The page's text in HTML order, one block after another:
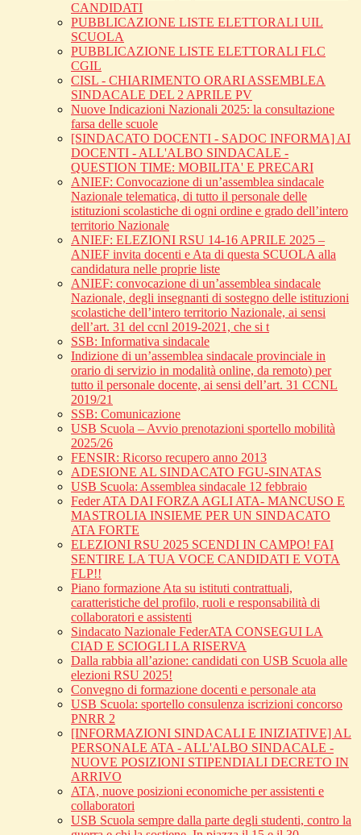
CANDIDATI
PUBBLICAZIONE LISTE ELETTORALI UIL
SCUOLA
PUBBLICAZIONE LISTE ELETTORALI FLC
CGIL
CISL - CHIARIMENTO ORARI ASSEMBLEA
SINDACALE DEL 2 APRILE PV
Nuove Indicazioni Nazionali 2025: la consultazione
farsa delle scuole
[SINDACATO DOCENTI - SADOC INFORMA] AI
DOCENTI - ALL'ALBO SINDACALE -
QUESTION TIME: MOBILITA' E PRECARI
ANIEF: Convocazione di un’assemblea sindacale
Nazionale telematica, di tutto il personale delle
istituzioni scolastiche di ogni ordine e grado dell’intero
territorio Nazionale
ANIEF: ELEZIONI RSU 14-16 APRILE 2025 –
ANIEF invita docenti e Ata di questa SCUOLA alla
candidatura nelle proprie liste
ANIEF: convocazione di un’assemblea sindacale
Nazionale, degli insegnanti di sostegno delle istituzioni
scolastiche dell’intero territorio Nazionale, ai sensi
dell’art. 31 del ccnl 2019-2021, che si t
SSB: Informativa sindacale
Indizione di un’assemblea sindacale provinciale in
orario di servizio in modalità online, da remoto) per
tutto il personale docente, ai sensi dell’art. 31 CCNL
2019/21
SSB: Comunicazione
USB Scuola – Avvio prenotazioni sportello mobilità
2025/26
FENSIR: Ricorso recupero anno 2013
ADESIONE AL SINDACATO FGU-SINATAS
USB Scuola: Assemblea sindacale 12 febbraio
Feder ATA DAI FORZA AGLI ATA- MANCUSO E
MASTROLIA INSIEME PER UN SINDACATO
ATA FORTE
ELEZIONI RSU 2025 SCENDI IN CAMPO! FAI
SENTIRE LA TUA VOCE CANDIDATI E VOTA
FLP!!
Piano formazione Ata su istituti contrattuali,
caratteristiche del profilo, ruoli e responsabilità di
collaboratori e assistenti
Sindacato Nazionale FederATA CONSEGUI LA
CIAD E SCIOGLI LA RISERVA
Dalla rabbia all’azione: candidati con USB Scuola alle
elezioni RSU 2025!
Convegno di formazione docenti e personale ata
USB Scuola: sportello consulenza iscrizioni concorso
PNRR 2
[INFORMAZIONI SINDACALI E INIZIATIVE] AL
PERSONALE ATA - ALL'ALBO SINDACALE -
NUOVE POSIZIONI STIPENDIALI DECRETO IN
ARRIVO
ATA, nuove posizioni economiche per assistenti e
collaboratori
USB Scuola sempre dalla parte degli studenti, contro la